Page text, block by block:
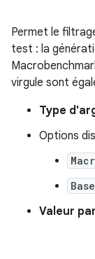
Permet le
test : la
virgule sont
Type
Options
Valeur